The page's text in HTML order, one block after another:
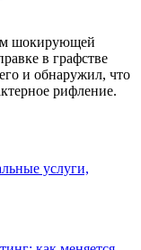
шокирующей
в графстве
и обнаружил, что
рифление.
услуги,